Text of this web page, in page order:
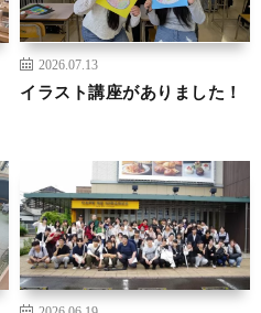
2026.07.13
イラスト講座がありました！